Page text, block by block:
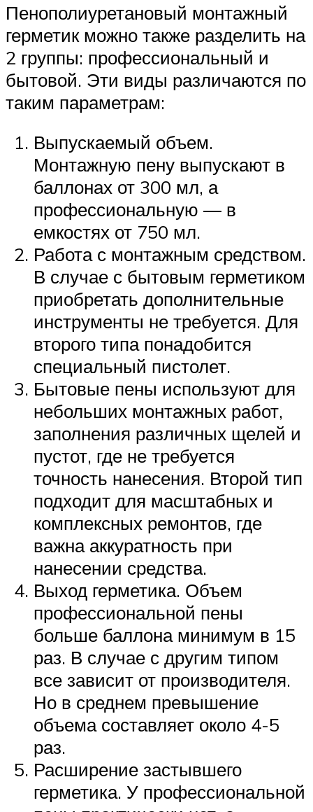
Пенополиуретановый монтажный
герметик можно также разделить на
2 группы: профессиональный и
бытовой. Эти виды различаются по
таким параметрам:
Выпускаемый объем.
Монтажную пену выпускают в
баллонах от 300 мл, а
профессиональную — в
емкостях от 750 мл.
Работа с монтажным средством.
В случае с бытовым герметиком
приобретать дополнительные
инструменты не требуется. Для
второго типа понадобится
специальный пистолет.
Бытовые пены используют для
небольших монтажных работ,
заполнения различных щелей и
пустот, где не требуется
точность нанесения. Второй тип
подходит для масштабных и
комплексных ремонтов, где
важна аккуратность при
нанесении средства.
Выход герметика. Объем
профессиональной пены
больше баллона минимум в 15
раз. В случае с другим типом
все зависит от производителя.
Но в среднем превышение
объема составляет около 4-5
раз.
Расширение застывшего
герметика. У профессиональной